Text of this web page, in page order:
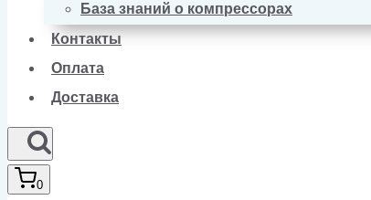
База знаний о компрессорах
Контакты
Оплата
Доставка
0